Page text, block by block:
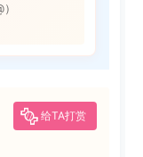
给TA打赏